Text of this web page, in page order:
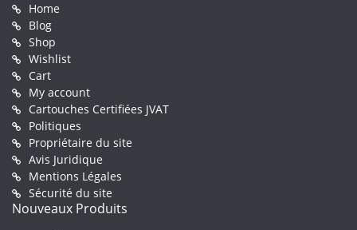
Home
Blog
Shop
Wishlist
Cart
My account
Cartouches Certifiées JVAT
Politiques
Propriétaire du site
Avis Juridique
Mentions Légales
Sécurité du site
Nouveaux Produits